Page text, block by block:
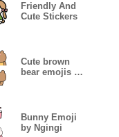
Friendly And
Cute Stickers
Cute brown
bear emojis by
Bunny Emoji
by Ngingi